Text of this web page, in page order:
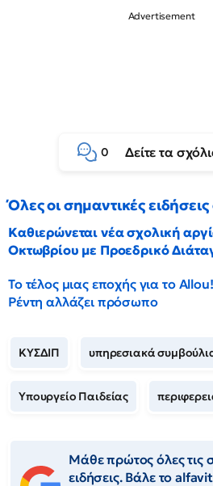
0 Δείτε τα
Όλες οι σημαντικές
Καθιερώνεται νέα σχολική
Οκτωβρίου με Προεδρικό
Το τέλος μιας εποχής για το
Ρέντη αλλάζει πρόσωπο
ΚΥΣΔΙΠ υπηρεσιακά
Υπουργείο Παιδείας
Μάθε πρώτος όλες τις
ειδήσεις. Βάλε το